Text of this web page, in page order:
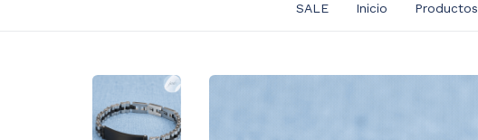
SALE Inicio Productos